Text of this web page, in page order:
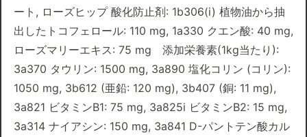
ート, ローズヒップ 酸化防止剤: 1b306(i) 植物油から抽
出したトコフェロール: 110 mg, 1a330 クエン酸: 40 mg,
ローズマリーエキス: 75 mg 添加栄養素(1kg当たり):
3a370 タウリン: 1500 mg, 3a890 塩化コリン (コリン):
1050 mg, 3b612 (亜鉛: 120 mg), 3b407 (銅: 11 mg),
3a821 ビタミンB1: 75 mg, 3a825i ビタミンB2: 15 mg,
3a314 ナイアシン: 150 mg, 3a841 D-パントテン酸カル